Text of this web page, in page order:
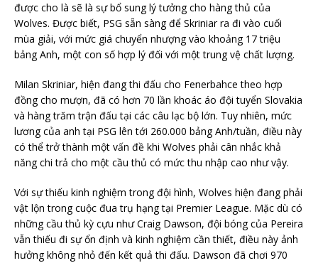
được cho là sẽ là sự bổ sung lý tưởng cho hàng thủ của
Wolves. Được biết, PSG sẵn sàng để Skriniar ra đi vào cuối
mùa giải, với mức giá chuyển nhượng vào khoảng 17 triệu
bảng Anh, một con số hợp lý đối với một trung vệ chất lượng.
Milan Skriniar, hiện đang thi đấu cho Fenerbahce theo hợp
đồng cho mượn, đã có hơn 70 lần khoác áo đội tuyển Slovakia
và hàng trăm trận đấu tại các câu lạc bộ lớn. Tuy nhiên, mức
lương của anh tại PSG lên tới 260.000 bảng Anh/tuần, điều này
có thể trở thành một vấn đề khi Wolves phải cân nhắc khả
năng chi trả cho một cầu thủ có mức thu nhập cao như vậy.
Với sự thiếu kinh nghiệm trong đội hình, Wolves hiện đang phải
vật lộn trong cuộc đua trụ hạng tại Premier League. Mặc dù có
những cầu thủ kỳ cựu như Craig Dawson, đội bóng của Pereira
vẫn thiếu đi sự ổn định và kinh nghiệm cần thiết, điều này ảnh
hưởng không nhỏ đến kết quả thi đấu. Dawson đã chơi 970